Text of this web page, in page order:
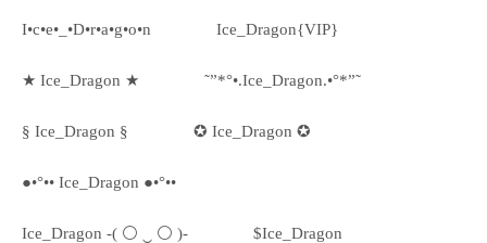
I•c•e•_•D•r•a•g•o•n Ice_Dragon{VIP}
★ Ice_Dragon ★ ˜”*°•.Ice_Dragon.•°*”˜
§ Ice_Dragon § ✪ Ice_Dragon ✪
●•°•• Ice_Dragon ●•°••
Ice_Dragon -( ⚪ ‿ ⚪ )- $Ice_Dragon